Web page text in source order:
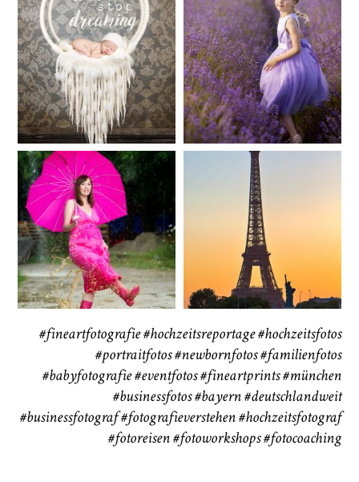
Baby/Newborn
72
Kinder
111
Babybauch
37
Reise
41
#fineartfotografie #hochzeitsreportage #hochzeitsfotos
#portraitfotos #newbornfotos #familienfotos
#babyfotografie #eventfotos #fineartprints#münchen
#businessfotos#bayern #deutschlandweit
#businessfotograf#fotografieverstehen #hochzeitsfotograf
#fotoreisen #fotoworkshops #fotocoaching